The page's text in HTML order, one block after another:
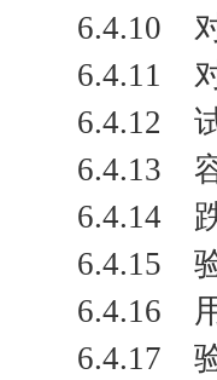
6.4.10
6.4.11
6.4.12
6.4.13
6.4.14
6.4.15
6.4.16
6.4.17